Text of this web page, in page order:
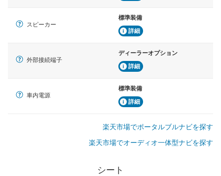
スピーカー
標準装備
詳細
外部接続端子
ディーラーオプション
詳細
車内電源
標準装備
詳細
楽天市場でポータルブルナビを探す
楽天市場でオーディオ一体型ナビを探す
シート